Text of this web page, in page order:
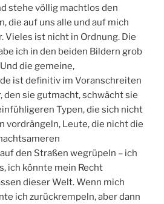
stehe völlig machtlos den
die auf uns alle und auf mich
Vieles ist nicht in Ordnung. Die
ich in den beiden Bildern grob
die gemeine,
ist definitiv im Voranschreiten
den sie gutmacht, schwächt sie
Typen, die sich nicht
vordrängeln, Leute, die nicht die
den Straßen wegrüpeln – ich
ich könnte mein Recht
dieser Welt. Wenn mich
ich zurückrempeln, aber dann